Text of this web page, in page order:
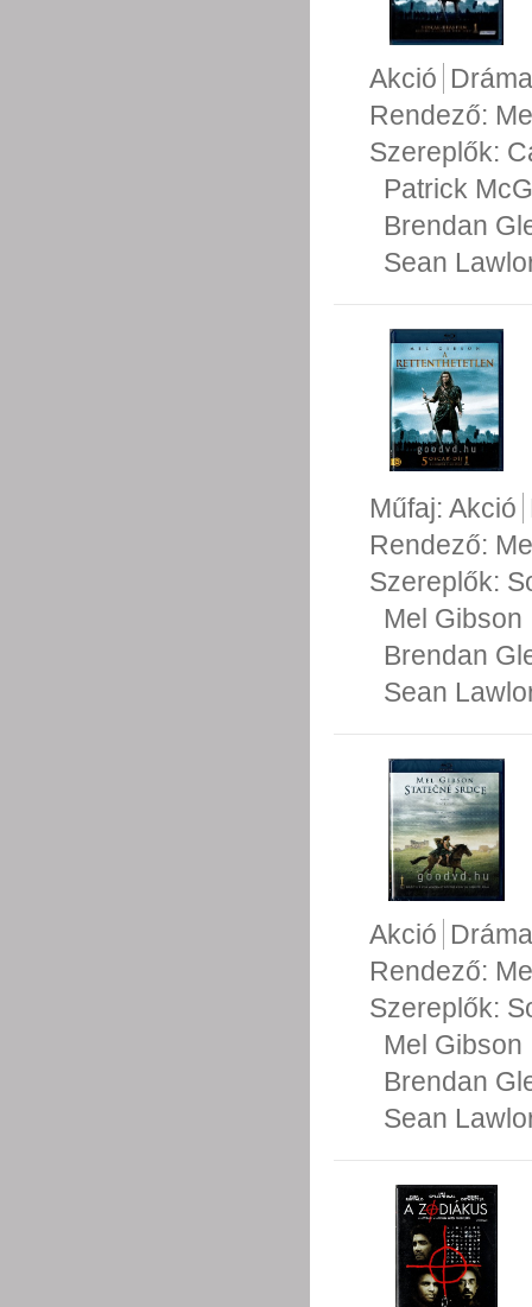
Akció Dráma
Rendező:
Szereplők:
Patrick
Brendan
Sean
Műfaj: Akció
Rendező:
Szereplők:
Mel Gibson
Brendan
Sean
Akció Dráma
Rendező:
Szereplők:
Mel Gibson
Brendan
Sean